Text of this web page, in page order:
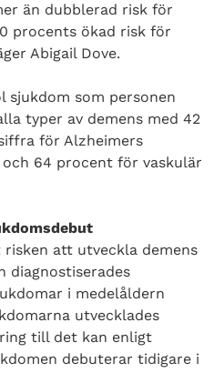
än dubblerad risk för
procents ökad risk för
Abigail Dove.
sjukdom som personen
typer av demens med 42
för Alzheimers
64 procent för vaskulär
risken att utveckla demens
diagnostiserades
i medelåldern
utvecklades
till det kan enligt
debuterar tidigare i